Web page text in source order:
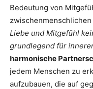
Bedeutung von
Liebe und Mitgefühl
grundlegend für
harmonische
jedem Menschen zu
aufzubauen, die auf